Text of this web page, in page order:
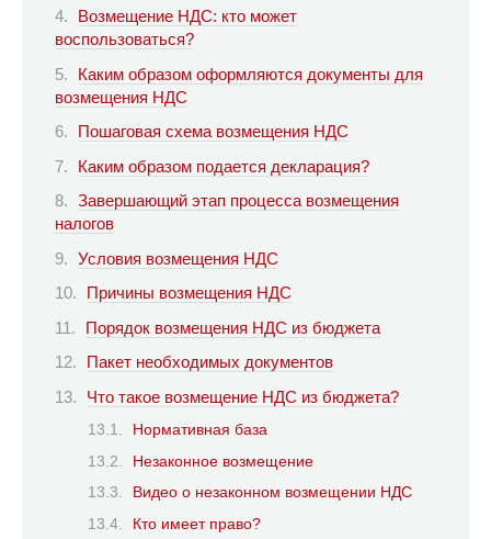
Возмещение НДС: кто может
воспользоваться?
Каким образом оформляются документы для
возмещения НДС
Пошаговая схема возмещения НДС
Каким образом подается декларация?
Завершающий этап процесса возмещения
налогов
Условия возмещения НДС
Причины возмещения НДС
Порядок возмещения НДС из бюджета
Пакет необходимых документов
Что такое возмещение НДС из бюджета?
Нормативная база
Незаконное возмещение
Видео о незаконном возмещении НДС
Кто имеет право?